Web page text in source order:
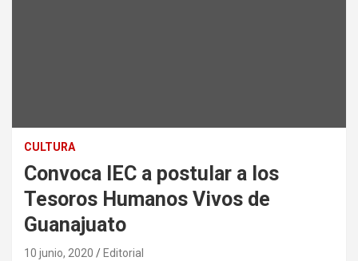
CULTURA
Convoca IEC a postular a los
Tesoros Humanos Vivos de
Guanajuato
10 junio, 2020 Editorial